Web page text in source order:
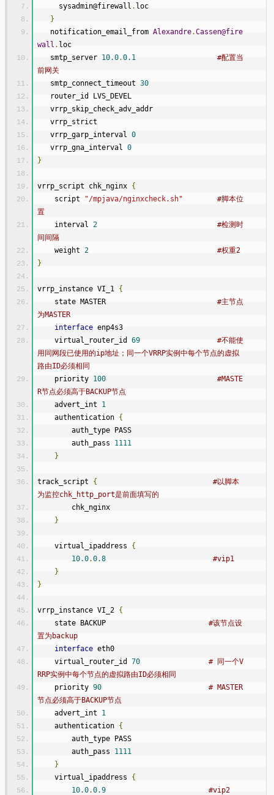
     sysadmin@firewall
. loc
}
   notification_email_from
Alexandre.Cassen@fire
wall . loc
   smtp_server
10.0.0.1
#配置当
前网关
   smtp_connect_timeout
30
   router_id LVS_DEVEL
   vrrp_skip_check_adv_addr
   vrrp_strict
   vrrp_garp_interval
0
   vrrp_gna_interval
0
}
vrrp_script chk_nginx {
    script
"/mpjava/nginxcheck.sh"
#脚本位
置
    interval
2
#检测时
间间隔
    weight
2
#权重2
}
vrrp_instance VI_1 {
    state MASTER
#主节点
为MASTER
interface enp4s3
    virtual_router_id
69
#不能使
用同网段已使用的ip地址；同一个VRRP实例中每个节点的虚拟
路由ID必须相同
    priority
100
#MASTE
R节点必须高于BACKUP节点
    advert_int
1
    authentication
{
        auth_type PASS
        auth_pass
1111
}
track_script {
#以脚本
为监控chk_http_port是前面填写的
        chk_nginx
}
    virtual_ipaddress
{
10.0.0.8
#vip1
}
}
vrrp_instance VI_2 {
    state BACKUP
#该节点设
置为backup
interface eth0
    virtual_router_id
70
# 同一个V
RRP实例中每个节点的虚拟路由ID必须相同
    priority
90
# MASTER
节点必须高于BACKUP节点
    advert_int
1
    authentication
{
        auth_type PASS
        auth_pass
1111
}
    virtual_ipaddress
{
10.0.0.9
#vip2